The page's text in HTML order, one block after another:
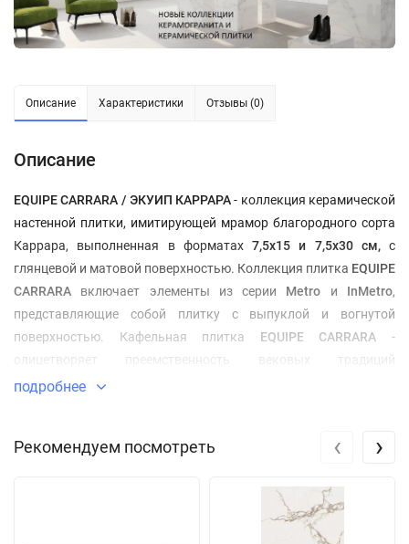
Описание Характеристики Отзывы (0)
Описание
EQUIPE CARRARA / ЭКУИП КАРРАРА- коллекция керамической
настенной плитки, имитирующей мрамор благородного сорта
Каррара, выполненная в форматах7,5х15 и 7,5х30 см,с
глянцевой и матовой поверхностью. Коллекция плитка EQUIPE
CARRARA
включает элементы из серии Metro и InMetro,
представляющие собой плитку с выпуклой и вогнутой
поверхностью.
Кафельная плитка EQUIPE CARRARA -
олицетворяет преемственность вековых традиций
классического мрамора в сочетании с современными
подробнее
Рекомендуем посмотреть ‹ ›